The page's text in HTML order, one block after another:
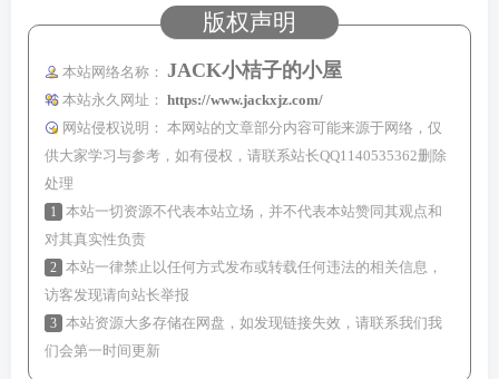
版权声明
本站网络名称： JACK小桔子的小屋
本站永久网址：
https://www.jackxjz.com/
网站侵权说明：
本网站的文章部分内容可能来源于网络，仅
供大家学习与参考，如有侵权，请联系站长QQ1140535362删除
处理
1
本站一切资源不代表本站立场，并不代表本站赞同其观点和
对其真实性负责
2
本站一律禁止以任何方式发布或转载任何违法的相关信息，
访客发现请向站长举报
3 本站资源大多存储在网盘，如发现链接失效，请联系我们我
们会第一时间更新